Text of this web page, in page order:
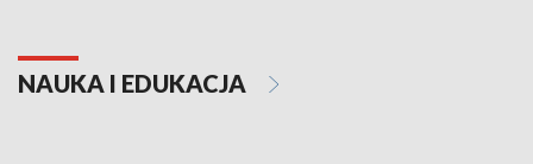
NAUKA I EDUKACJA